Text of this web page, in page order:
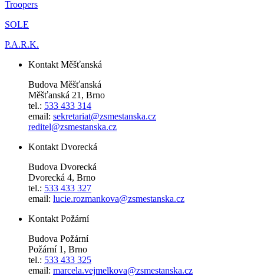
Troopers
SOLE
P.A.R.K.
Kontakt Měšťanská
Budova Měšťanská
Měšťanská 21, Brno
tel.: 533 433 314
email: sekretariat@zsmestanska.cz
reditel@zsmestanska.cz
Kontakt Dvorecká
Budova Dvorecká
Dvorecká 4, Brno
tel.: 533 433 327
email: lucie.rozmankova@zsmestanska.cz
Kontakt Požární
Budova Požární
Požární 1, Brno
tel.: 533 433 325
email: marcela.vejmelkova@zsmestanska.cz